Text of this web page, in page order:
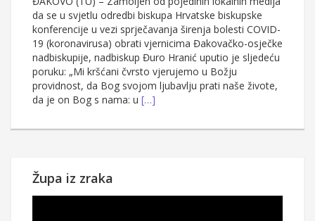
da se u svjetlu odredbi biskupa Hrvatske biskupske
konferencije u vezi sprječavanja širenja bolesti COVID-
19 (koronavirusa) obrati vjernicima Đakovačko-osječke
nadbiskupije, nadbiskup Đuro Hranić uputio je sljedeću
poruku: „Mi kršćani čvrsto vjerujemo u Božju
providnost, da Bog svojom ljubavlju prati naše živote,
da je on Bog s nama: u […]
Župa iz zraka